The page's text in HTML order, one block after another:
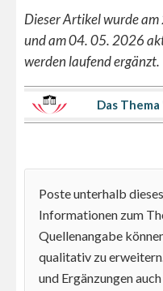
Dieser Artikel wurde
und am 04. 05. 2026
werden laufend ergänzt.
Das
Poste unterhalb
Informationen zum
Quellenangabe
qualitativ zu
und Ergänzungen